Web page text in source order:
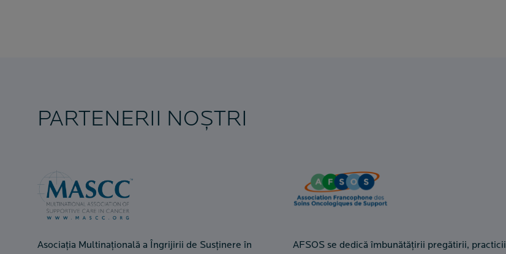
PARTENERII NOȘTRI
Asociația Multinațională a Îngrijirii de Susținere în
AFSOS se dedică îmbunătățirii pregătirii, practicii